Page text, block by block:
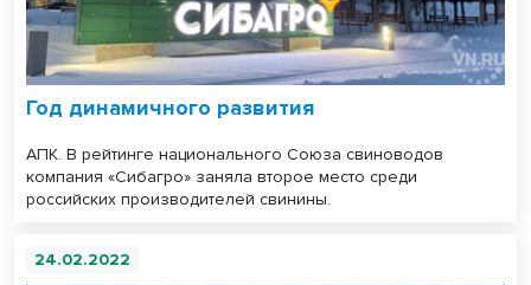
Год динамичного развития
АПК. В рейтинге национального Союза свиноводов
компания «Сибагро» заняла второе место среди
российских производителей свинины.
24.02.2022